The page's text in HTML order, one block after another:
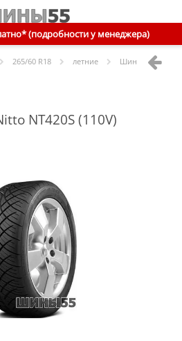
(подробности у менеджера)
265/60 R18 летние Шины Nitto
NT420S (110V)